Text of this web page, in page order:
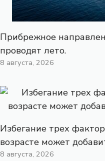
Прибрежное
проводят лето.
8 августа, 2026
Избегание трех
возрасте может
8 августа, 2026